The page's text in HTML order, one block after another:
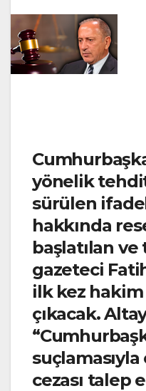
yönelik
sürülen
hakkında
başlatılan
gazeteci
ilk kez hakim
çıkacak.
suçlamasıyla
cezası talep